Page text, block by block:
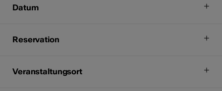
Datum
Reservation
Veranstaltungsort